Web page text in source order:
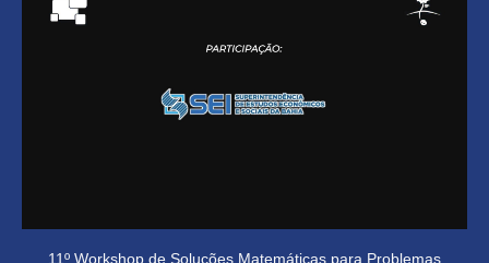
11º Workshop de Soluções Matemáticas para Problemas